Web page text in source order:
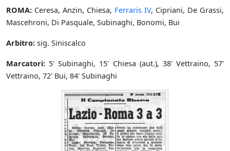
ROMA: Ceresa, Anzin, Chiesa, Ferraris IV, Cipriani, De Grassi,
Mascehroni, Di Pasquale, Subinaghi, Bonomi, Bui
Arbitro: sig. Siniscalco
Marcatori: 5' Subinaghi, 15' Chiesa (aut.), 38' Vettraino, 57'
Vettraino, 72' Bui, 84' Subinaghi